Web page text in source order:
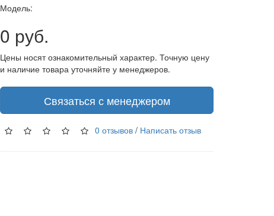
Модель:
0 руб.
Цены носят ознакомительный характер. Точную цену
и наличие товара уточняйте у менеджеров.
Связаться с менеджером
0 отзывов / Написать отзыв